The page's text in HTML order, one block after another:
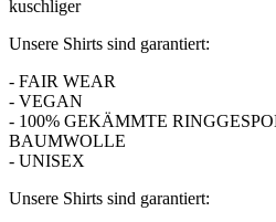
kuschliger
Unsere Shirts sind garantiert:
- FAIR WEAR
- VEGAN
- 100% GEKÄMMTE
BAUMWOLLE
- UNISEX
Unsere Shirts sind garantiert: